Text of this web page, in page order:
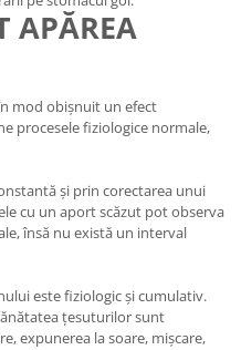
APĂREA
mod obișnuit un efect
procesele fiziologice normale,
și prin corectarea unui
cu un aport scăzut pot observa
însă nu există un interval
este fiziologic și cumulativ.
țesuturilor sunt
expunerea la soare, mișcare,